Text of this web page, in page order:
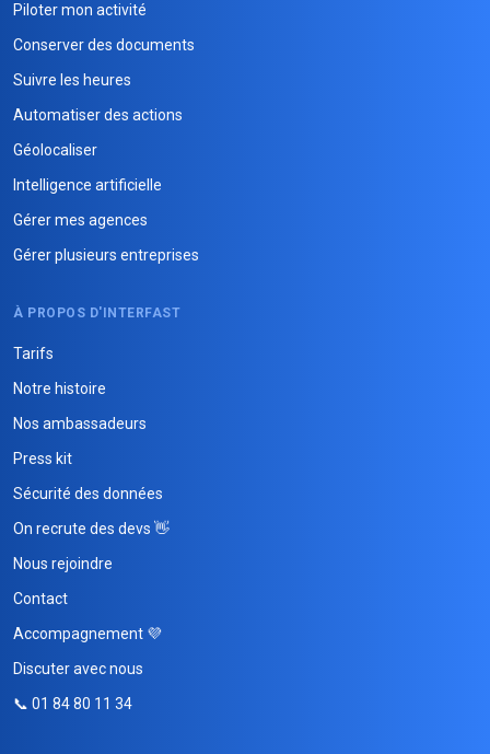
Piloter mon activité
Conserver des documents
Suivre les heures
Automatiser des actions
Géolocaliser
Intelligence artificielle
Gérer mes agences
Gérer plusieurs entreprises
À PROPOS D'INTERFAST
Tarifs
Notre histoire
Nos ambassadeurs
Press kit
Sécurité des données
On recrute des devs 👋
Nous rejoindre
Contact
Accompagnement 💜
Discuter avec nous
📞 01 84 80 11 34